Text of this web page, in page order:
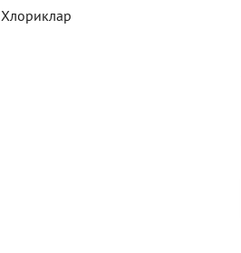
Хлориклар